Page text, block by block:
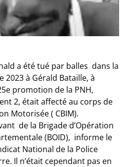
a été tué par balles dans la
2023 à Gérald Bataille, à
promotion de la PNH,
2, était affecté au corps de
Motorisée ( CBIM).
de la Brigade d’Opération
(BOID), informe le
National de la Police
Il n’était cependant pas en